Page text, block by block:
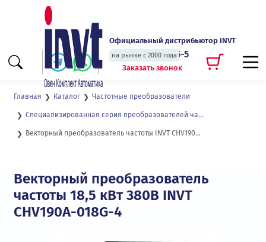
Официальный дистрибьютор INVT
на рынке с 2000 года
+7 (495) 135-135-5
Заказать звонок
Главная Каталог Частотные преобразователи
Специализированная серия преобразователей частоты для подъемных кранов и механизмов CHV190
Векторный преобразователь частоты INVT CHV190A-018-4
Векторный преобразователь
частоты 18,5 кВт 380В INVT
CHV190A-018G-4